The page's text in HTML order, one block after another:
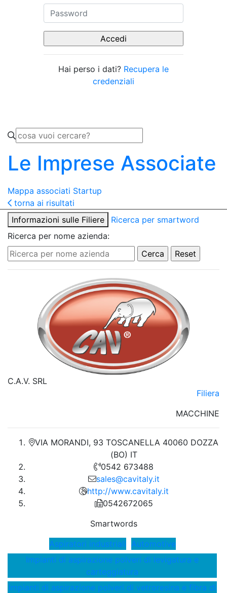
Hai perso i dati? Recupera le
credenziali
Le Imprese Associate
Mappa associati Startup
torna ai risultati
Informazioni sulle Filiere
Ricerca per smartword
Ricerca per nome azienda:
C.A.V. SRL
Filiera
MACCHINE
VIA MORANDI, 93 TOSCANELLA 40060 DOZZA
(BO) IT
0542 673488
sales@cavitaly.it
http://www.cavitaly.it
0542672065
Smartwords
Aspiratori industriali Automotive
Impianti di aspirazione polveri di levigatura e
carteggiatura
Impianti di aspirazione polveri di vetroresina e fibra di